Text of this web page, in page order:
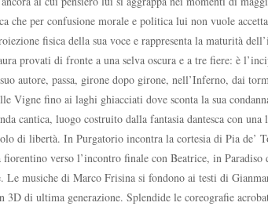
che per confusione morale e politica lui non vuole
ﬁsica della sua voce e rappresenta la maturità
provati di fronte a una selva oscura e a tre ﬁere: è
autore, passa, girone dopo girone, nell’Inferno, dai
Vigne ﬁno ai laghi ghiacciati dove sconta la sua
cantica, luogo costruito dalla fantasia dantesca con
di libertà. In Purgatorio incontra la cortesia di Pia
ﬁorentino verso l’incontro ﬁnale con Beatrice, in
Le musiche di Marco Frisina si fondono ai testi di
3D di ultima generazione. Splendide le coreograﬁe